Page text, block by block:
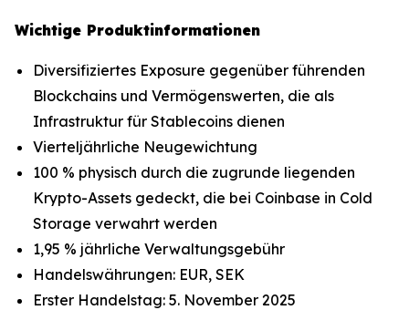
Wichtige Produktinformationen
Diversifiziertes Exposure gegenüber führenden
Blockchains und Vermögenswerten, die als
Infrastruktur für Stablecoins dienen
Vierteljährliche Neugewichtung
100 % physisch durch die zugrunde liegenden
Krypto-Assets gedeckt, die bei Coinbase in Cold
Storage verwahrt werden
1,95 % jährliche Verwaltungsgebühr
Handelswährungen: EUR, SEK
Erster Handelstag: 5. November 2025